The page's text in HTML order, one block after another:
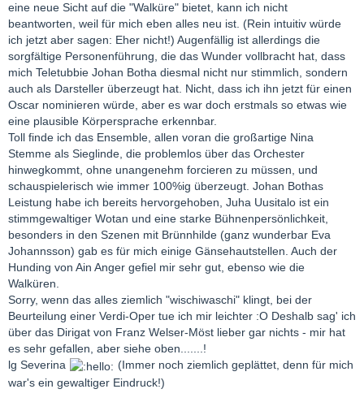
eine neue Sicht auf die "Walküre" bietet, kann ich nicht
beantworten, weil für mich eben alles neu ist. (Rein intuitiv würde
ich jetzt aber sagen: Eher nicht!) Augenfällig ist allerdings die
sorgfältige Personenführung, die das Wunder vollbracht hat, dass
mich Teletubbie Johan Botha diesmal nicht nur stimmlich, sondern
auch als Darsteller überzeugt hat. Nicht, dass ich ihn jetzt für einen
Oscar nominieren würde, aber es war doch erstmals so etwas wie
eine plausible Körpersprache erkennbar.
Toll finde ich das Ensemble, allen voran die großartige Nina
Stemme als Sieglinde, die problemlos über das Orchester
hinwegkommt, ohne unangenehm forcieren zu müssen, und
schauspielerisch wie immer 100%ig überzeugt. Johan Bothas
Leistung habe ich bereits hervorgehoben, Juha Uusitalo ist ein
stimmgewaltiger Wotan und eine starke Bühnenpersönlichkeit,
besonders in den Szenen mit Brünnhilde (ganz wunderbar Eva
Johannsson) gab es für mich einige Gänsehautstellen. Auch der
Hunding von Ain Anger gefiel mir sehr gut, ebenso wie die
Walküren.
Sorry, wenn das alles ziemlich "wischiwaschi" klingt, bei der
Beurteilung einer Verdi-Oper tue ich mir leichter :O Deshalb sag' ich
über das Dirigat von Franz Welser-Möst lieber gar nichts - mir hat
es sehr gefallen, aber siehe oben.......!
lg Severina
(Immer noch ziemlich geplättet, denn für mich
war's ein gewaltiger Eindruck!)